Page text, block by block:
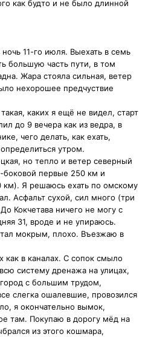
как будто и не было длинной
11-го июля. Выехать в семь
большую часть пути, в том
Жара стояла сильная, ветер
нехорошее предчуствие
каких я ещё не видел, старт
до 9 вечера как из ведра, в
чего делать, как ехать,
утром.
но тепло и ветер северный
боковой первые 250 км и
км). Я решаюсь ехать по омскому
Асфальт сухой, сил много (три
Кокчетава ничего не могу с
31, вроде и не упираюсь.
мокрым, плохо. Въезжаю в
как в каналах. С сопок смыло
систему дренажа на улицах,
с большим трудом,
слегка ошалевшие, провозился
я окончательно вымок,
там. Покупаю в дорогу мёд на
из этого кошмара,